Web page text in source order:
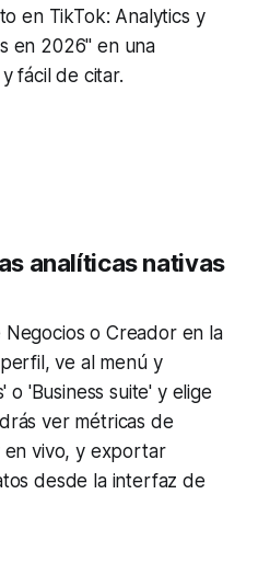
en TikTok: Analytics y
en 2026" en una
fácil de citar.
analíticas nativas
o Creador en la
ve al menú y
o 'Business suite' y elige
ver métricas de
vivo, y exportar
desde la interfaz de